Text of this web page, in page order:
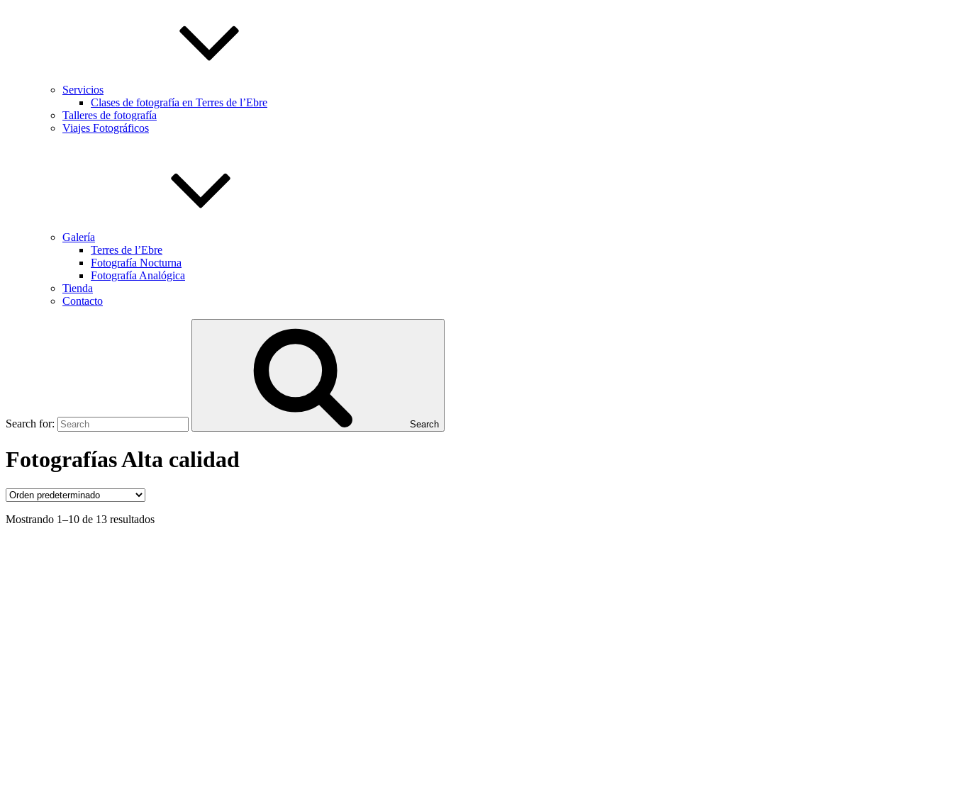
Servicios
Clases de fotografía en Terres de l’Ebre
Talleres de fotografía
Viajes Fotográficos
Galería
Terres de l’Ebre
Fotografía Nocturna
Fotografía Analógica
Tienda
Contacto
Search for: Search
Fotografías Alta calidad
Mostrando 1–10 de 13 resultados